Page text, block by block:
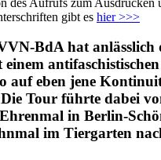
gibt es hier >>>
BdA hat anlässlich
antifaschistischen
auf eben jene
Tour führte dabei
in Berlin-
im Tiergarten